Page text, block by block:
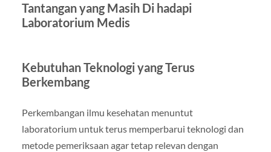
Tantangan yang Masih Di hadapi
Laboratorium Medis
Kebutuhan Teknologi yang Terus
Berkembang
Perkembangan ilmu kesehatan menuntut
laboratorium untuk terus memperbarui teknologi dan
metode pemeriksaan agar tetap relevan dengan